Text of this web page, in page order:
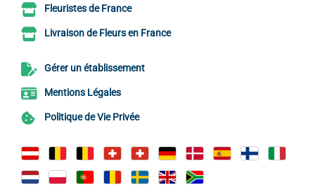
Fleuristes de France
Livraison de Fleurs en France
Gérer un établissement
Mentions Légales
Politique de Vie Privée